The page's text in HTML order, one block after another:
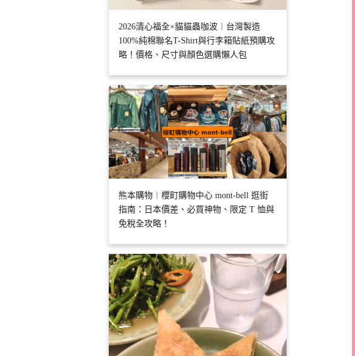
2026清心福全×貓貓蟲咖波︱台灣製造
100%純棉聯名T-Shirt與行李箱貼紙預購攻
略！價格、尺寸與顏色選購懶人包
熊本購物︱櫻町購物中心 mont-bell 逛街
指南：日本價差、必買神物、限定 T 恤與
免稅全攻略！